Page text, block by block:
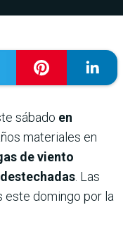
sábado en
materiales en
de viento
. Las
este domingo por la